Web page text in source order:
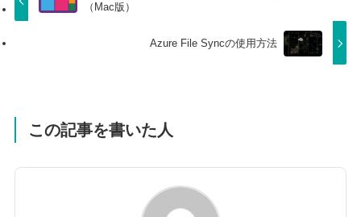
（Mac版）
Azure File Syncの使用方法
この記事を書いた人